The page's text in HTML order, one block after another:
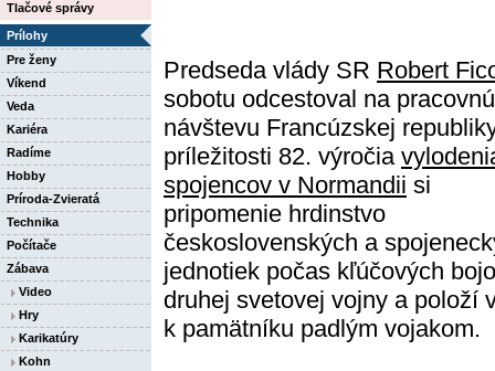
Tlačové správy
Prílohy
Pre ženy
Víkend
Veda
Kariéra
Radíme
Hobby
Príroda-Zvieratá
Technika
Počítače
Zábava
Video
Hry
Karikatúry
Kohn
Predseda vlády SR Robert
sobotu odcestoval na pracovnú
návštevu Francúzskej
príležitosti 82. výročia
spojencov v Normandii si
pripomenie hrdinstvo
československých a
jednotiek počas kľúčových
druhej svetovej vojny a položí
k pamätníku padlým vojakom.